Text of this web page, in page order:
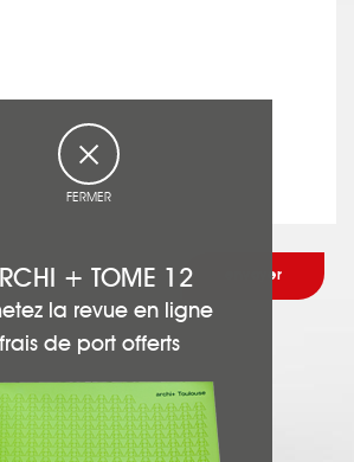
FERMER
+ TOME 12
la revue en ligne
frais de port offerts